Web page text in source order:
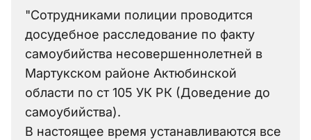
"Сотрудниками полиции проводится
досудебное расследование по факту
самоубийства несовершеннолетней в
Мартукском районе Актюбинской
области по ст 105 УК РК (Доведение до
самоубийства).
В настоящее время устанавливаются все